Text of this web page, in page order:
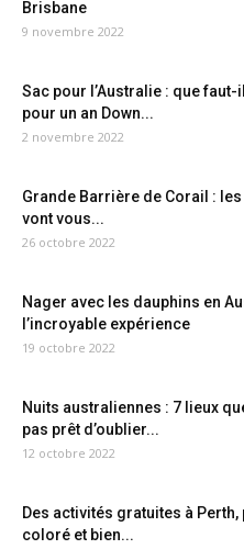
Brisbane
9 novembre 2022
Sac pour l’Australie : que
pour un an Down...
2 novembre 2022
Grande Barrière de Corail :
vont vous...
26 octobre 2022
Nager avec les dauphins en
l’incroyable expérience
19 octobre 2022
Nuits australiennes : 7 lieux
pas prêt d’oublier...
12 octobre 2022
Des activités gratuites à Perth,
coloré et bien...